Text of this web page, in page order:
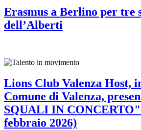
Erasmus a Berlino per tre
dell’Alberti
Lions Club Valenza Host,
Comune di Valenza,
SQUALI IN
febbraio 2026)